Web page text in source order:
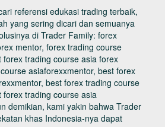
referensi edukasi trading terbaik,
yang sering dicari dan semuanya
di Trader Family: forex
mentor, forex trading course
forex trading course asia forex
asiaforexxmentor, best forex
best forex trading course
trading course asia
demikian, kami yakin bahwa Trader
khas Indonesia-nya dapat